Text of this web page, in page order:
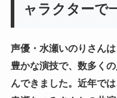
ャラクターで
声優・水瀬いのりさん
豊かな演技で、数多く
んできました。近年で